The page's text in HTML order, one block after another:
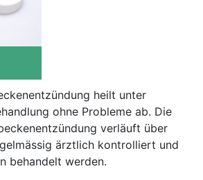
heilt unter
ohne Probleme ab. Die
verläuft über
ärztlich kontrolliert und
behandelt werden.